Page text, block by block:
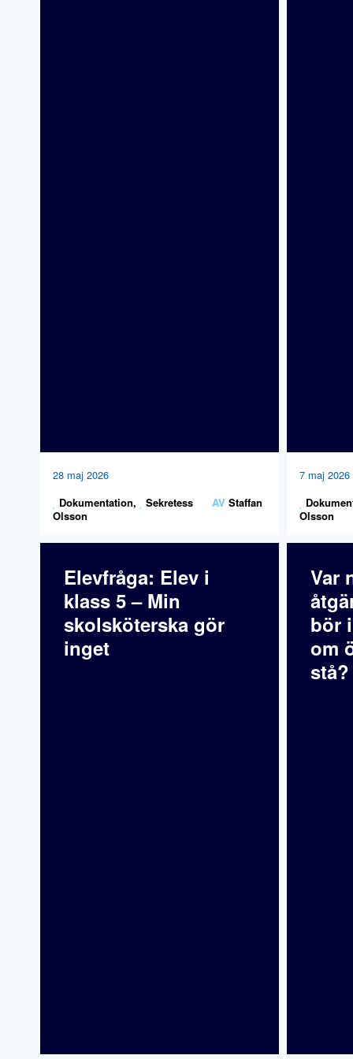
28 maj 2026
Dokumentation, Sekretess AV Staffan
Olsson
7 maj 2026
Olsson
Elevfråga: Elev i
klass 5 – Min
skolsköterska gör
inget
Var
bör
om
stå?